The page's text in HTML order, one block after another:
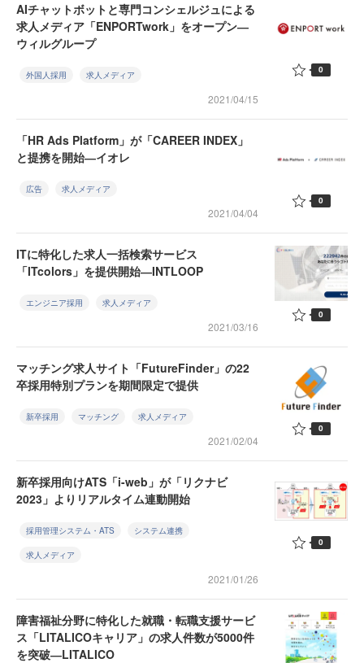
AIチャットボットと専門コンシェルジュによる
求人メディア「ENPORTwork」をオープン―
ウィルグループ
外国人採用 求人メディア
2021/04/15
0
「HR Ads Platform」が「CAREER INDEX」
と提携を開始―イオレ
広告 求人メディア
2021/04/04
0
ITに特化した求人一括検索サービス
「ITcolors」を提供開始―INTLOOP
エンジニア採用 求人メディア
2021/03/16
0
マッチング求人サイト「FutureFinder」の22
卒採用特別プランを期間限定で提供
新卒採用 マッチング 求人メディア
2021/02/04
0
新卒採用向けATS「i-web」が「リクナビ
2023」よりリアルタイム連動開始
採用管理システム・ATS システム連携
求人メディア
2021/01/26
0
障害福祉分野に特化した就職・転職支援サービ
ス「LITALICOキャリア」の求人件数が5000件
を突破―LITALICO